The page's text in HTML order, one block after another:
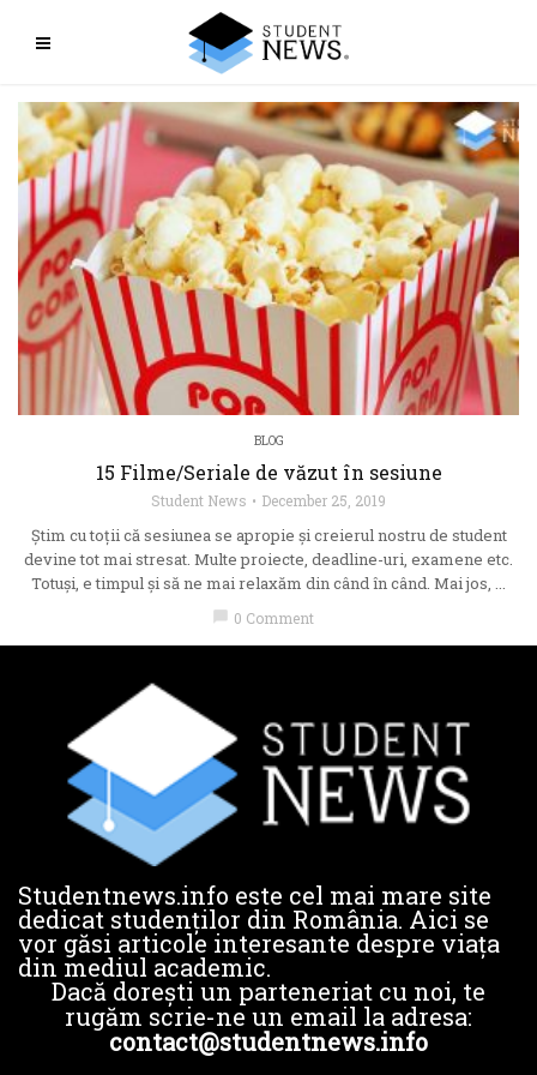
BLOG
15 Filme/Seriale de văzut în sesiune
Student News December 25, 2019
Știm cu toții că sesiunea se apropie și creierul nostru de student
devine tot mai stresat. Multe proiecte, deadline-uri, examene etc.
Totuși, e timpul și să ne mai relaxăm din când în când. Mai jos, ...
chat_bubble 0 Comment
Studentnews.info este cel mai mare site
dedicat studenților din România. Aici se
vor găsi articole interesante despre viața
din mediul academic.
Dacă dorești un parteneriat cu noi, te
rugăm scrie-ne un email la adresa:
contact@studentnews.info